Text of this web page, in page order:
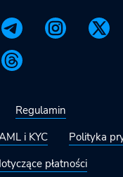
Regulamin
i KYC
Polityka
płatności